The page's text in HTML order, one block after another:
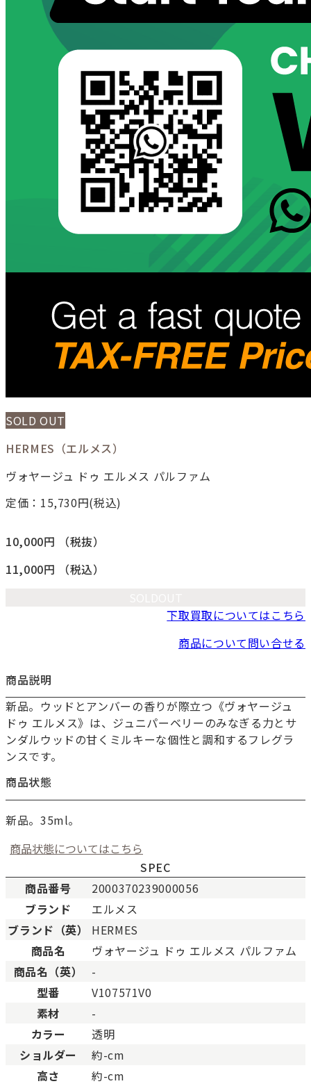
SOLD OUT
HERMES（エルメス）
ヴォヤージュ ドゥ エルメス パルファム
定価：15,730円(税込)
10,000円
（税抜）
11,000円
（税込）
下取買取についてはこちら
商品について問い合せる
商品説明
新品。ウッドとアンバーの香りが際立つ《ヴォヤージュ
ドゥ エルメス》は、ジュニパーベリーのみなぎる力とサ
ンダルウッドの甘くミルキーな個性と調和するフレグラ
ンスです。
商品状態
新品。35ml。
商品状態についてはこちら
未使用
SAランク 未使用同様品。数回使用
ABランク
BCランク
Cランク
SPEC
商品番号
2000370239000056
ブランド
エルメス
ブランド（英）
HERMES
商品名
ヴォヤージュ ドゥ エルメス パルファム
商品名（英）
-
型番
V107571V0
素材
-
カラー
透明
ショルダー
約-cm
高さ
約-cm